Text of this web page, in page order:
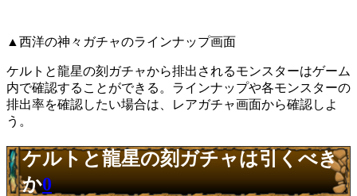
▲西洋の神々ガチャのラインナップ画面
ケルトと龍星の刻ガチャから排出されるモンスターはゲーム
内で確認することができる。ラインナップや各モンスターの
排出率を確認したい場合は、レアガチャ画面から確認しよ
う。
ケルトと龍星の刻ガチャは引くべき
か0